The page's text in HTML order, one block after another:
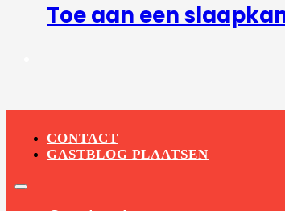
Toe aan een
CONTACT
GASTBLOG PLAATSEN